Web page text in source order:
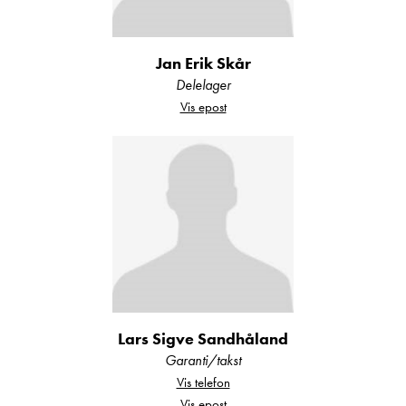
Jan Erik Skår
Delelager
Vis epost
Lars Sigve Sandhåland
Garanti/takst
Vis telefon